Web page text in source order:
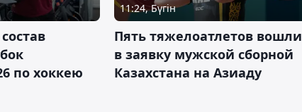
по хоккею
11:24, Бүгін
Пять тяжелоатлетов вошли
в заявку мужской сборной
Казахстана на Азиаду